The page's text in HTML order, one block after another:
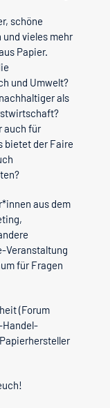
schöne
vieles mehr
Papier.
und Umwelt?
als
auch für
bietet der Faire
aus dem
Veranstaltung
für Fragen
(Forum
Handel-